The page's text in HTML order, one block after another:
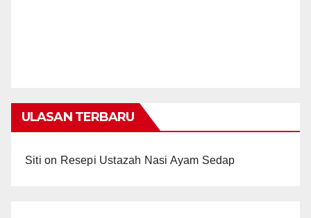
ULASAN TERBARU
Siti on Resepi Ustazah Nasi Ayam Sedap